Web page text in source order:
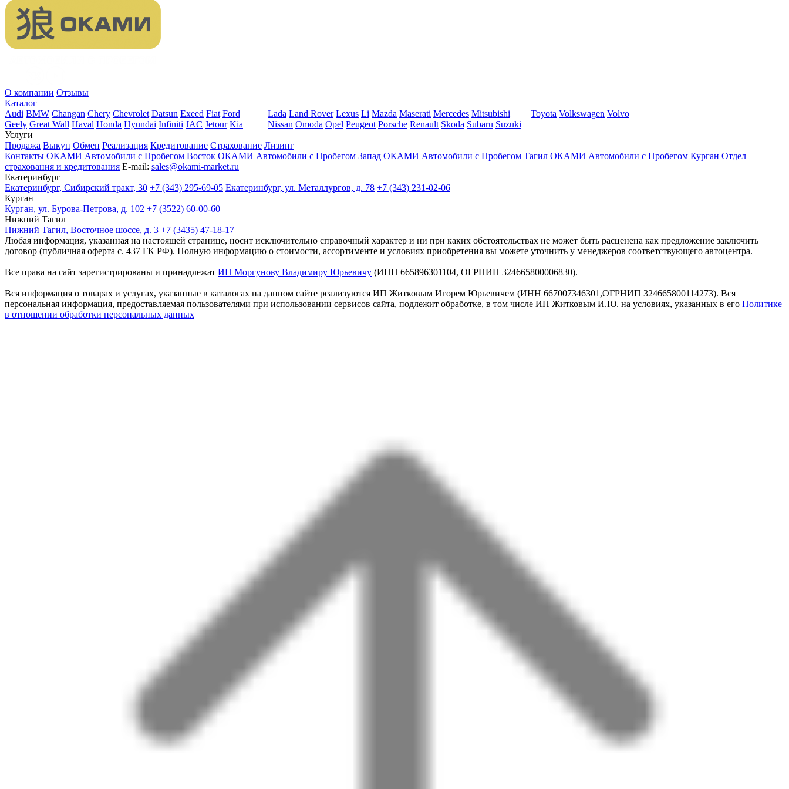
О компании Отзывы
Каталог
Audi BMW Changan Chery Chevrolet Datsun Exeed Fiat Ford
Geely Great Wall Haval Honda Hyundai Infiniti JAC Jetour Kia
Lada Land Rover Lexus Li Mazda Maserati Mercedes Mitsubishi
Nissan Omoda Opel Peugeot Porsche Renault Skoda Subaru Suzuki
Toyota Volkswagen Volvo
Услуги
Продажа Выкуп Обмен Реализация Кредитование Страхование Лизинг
Контакты ОКАМИ Автомобили с Пробегом Восток ОКАМИ Автомобили с Пробегом Запад ОКАМИ Автомобили с Пробегом Тагил ОКАМИ Автомобили с Пробегом Курган Отдел
страхования и кредитования E-mail: sales@okami-market.ru
Екатеринбург
Екатеринбург, Сибирский тракт, 30 +7 (343) 295-69-05 Екатеринбург, ул. Металлургов, д. 78 +7 (343) 231-02-06
Курган
Курган, ул. Бурова-Петрова, д. 102 +7 (3522) 60-00-60
Нижний Тагил
Нижний Тагил, Восточное шоссе, д. 3 +7 (3435) 47-18-17
Любая информация, указанная на настоящей странице, носит исключительно справочный характер и ни при каких обстоятельствах не может быть расценена как предложение заключить
договор (публичная оферта с. 437 ГК РФ). Полную информацию о стоимости, ассортименте и условиях приобретения вы можете уточнить у менеджеров соответствующего автоцентра.
Все права на сайт зарегистрированы и принадлежат ИП Моргунову Владимиру Юрьевичу (ИНН 665896301104, ОГРНИП 324665800006830).
Вся информация о товарах и услугах, указанные в каталогах на данном сайте реализуются ИП Житковым Игорем Юрьевичем (ИНН 667007346301,ОГРНИП 324665800114273). Вся
персональная информация, предоставляемая пользователями при использовании сервисов сайта, подлежит обработке, в том числе ИП Житковым И.Ю. на условиях, указанных в его Политике
в отношении обработки персональных данных